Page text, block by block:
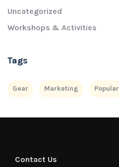
Uncategorized
Workshops & Activities
Tags
Gear Marketing Popular
Contact Us